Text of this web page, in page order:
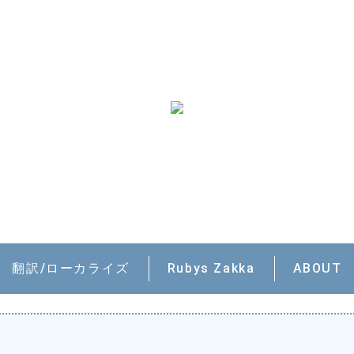
翻訳/ローカライズ Rubys Zakka ABOUT